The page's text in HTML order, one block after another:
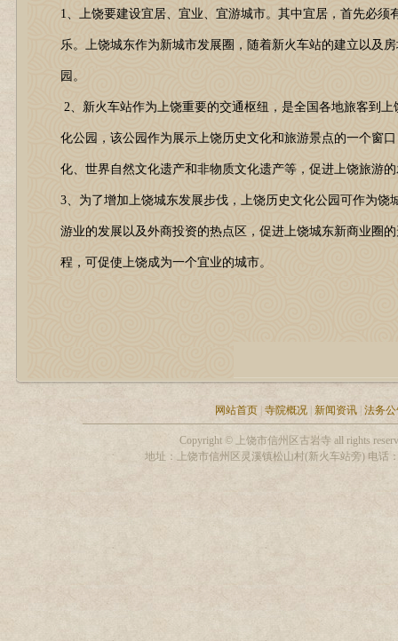
1、上饶要建设宜居、宜业、宜游城市。其中宜居，首先必
乐。上饶城东作为新城市发展圈，随着新火车站的建立以及
园。
2、新火车站作为上饶重要的交通枢纽，是全国各地旅客到
化公园，该公园作为展示上饶历史文化和旅游景点的一个窗
化、世界自然文化遗产和非物质文化遗产等，促进上饶旅游
3、为了增加上饶城东发展步伐，上饶历史文化公园可作为
游业的发展以及外商投资的热点区，促进上饶城东新商业圈
程，可促使上饶成为一个宜业的城市。
网站首页 寺院概况 新闻资讯 法务
Copyright © 上饶市信州区古岩寺 all rights
地址：上饶市信州区灵溪镇松山村(新火车站旁) 电话：